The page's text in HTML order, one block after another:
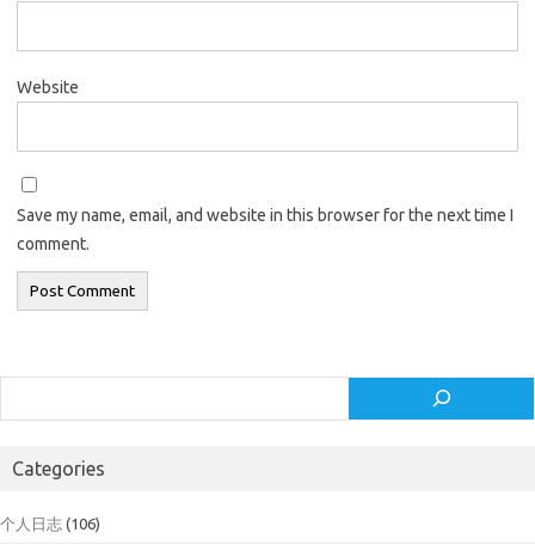
Website
Save my name, email, and website in this browser for the next time I
comment.
Categories
个人日志 (106)